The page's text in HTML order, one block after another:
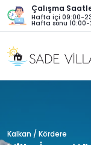
Çalışma
Hafta içi 09:00-
Hafta sonu
Kalkan / Kördere